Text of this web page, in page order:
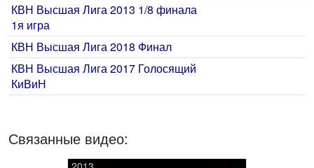
КВН Высшая Лига 2013 1/8 финала
1я игра
КВН Высшая Лига 2018 Финал
КВН Высшая Лига 2017 Голосящий
КиВиН
Связанные видео: